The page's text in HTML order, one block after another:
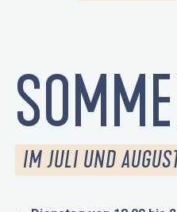
IM JULI UND